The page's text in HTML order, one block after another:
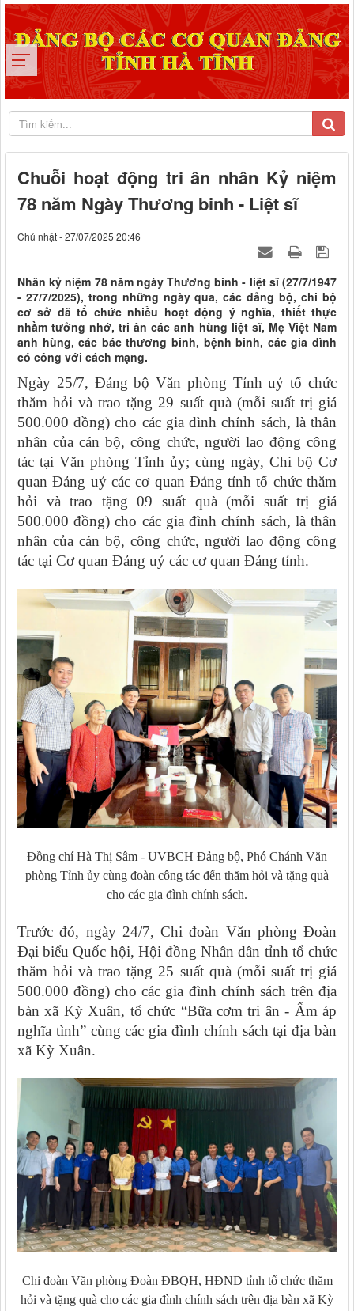
Chuỗi hoạt động tri ân nhân Kỷ niệm
78 năm Ngày Thương binh - Liệt sĩ
Chủ nhật - 27/07/2025 20:46
Nhân kỷ niệm 78 năm ngày Thương binh - liệt sĩ (27/7/1947
- 27/7/2025), trong những ngày qua, các đảng bộ, chi bộ
cơ sở đã tổ chức nhiều hoạt động ý nghĩa, thiết thực
nhằm tưởng nhớ, tri ân các anh hùng liệt sĩ, Mẹ Việt Nam
anh hùng, các bác thương binh, bệnh binh, các gia đình
có công với cách mạng.
Ngày 25/7, Đảng bộ Văn phòng Tỉnh uỷ tổ chức
thăm hỏi và trao tặng 29 suất quà (mỗi suất trị giá
500.000 đồng) cho các gia đình chính sách, là thân
nhân của cán bộ, công chức, người lao động công
tác tại Văn phòng Tỉnh ủy; cùng ngày, Chi bộ Cơ
quan Đảng uỷ các cơ quan Đảng tỉnh tổ chức thăm
hỏi và trao tặng 09 suất quà (mỗi suất trị giá
500.000 đồng) cho các gia đình chính sách, là thân
nhân của cán bộ, công chức, người lao động công
tác tại Cơ quan Đảng uỷ các cơ quan Đảng tỉnh.
Đồng chí Hà Thị Sâm - UVBCH Đảng bộ, Phó Chánh Văn
phòng Tỉnh ủy cùng đoàn công tác đến thăm hỏi và tặng quà
cho các gia đình chính sách.
Trước đó, ngày 24/7, Chi đoàn Văn phòng Đoàn
Đại biểu Quốc hội, Hội đồng Nhân dân tỉnh tổ chức
thăm hỏi và trao tặng 25 suất quà (mỗi suất trị giá
500.000 đồng) cho các gia đình chính sách trên địa
bàn xã Kỳ Xuân, tổ chức “Bữa cơm tri ân - Ấm áp
nghĩa tình” cùng các gia đình chính sách tại địa bàn
xã Kỳ Xuân.
Chi đoàn Văn phòng Đoàn ĐBQH, HĐND tỉnh tổ chức thăm
hỏi và tặng quà cho các gia đình chính sách trên địa bàn xã Kỳ